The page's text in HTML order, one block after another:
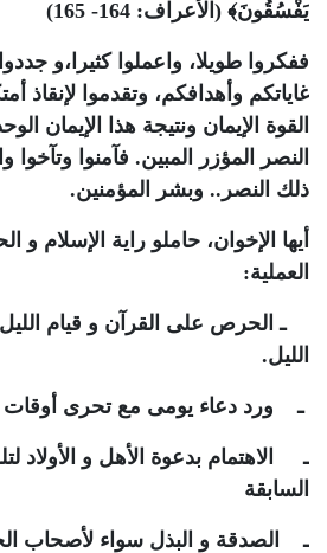
يَفْسُقُونَ﴾ (الأعراف: 164- 165)
ففكروا طويلا، واعملوا كثيرا،و
غاياتكم وأهدافكم، وتقدموا لإنقاذ
القوة الإيمان ونتيجة هذا الإيمان
النصر المؤزر المبين. فآمنوا وتآخوا
ذلك النصر.. وبشر المؤمنين.
أيها الإخوان، حاملو راية الإسلام و
العملية:
ـ الحرص على القرآن و قيام
الليل.
ـ ورد دعاء يومى مع تحرى أوقات
ـ الاهتمام بدعوة الأهل و الأولاد
السابقة
ـ الصدقة و البذل سواء لأصحاب